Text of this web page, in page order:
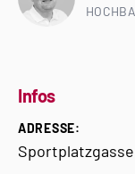
Infos
ADRESSE: